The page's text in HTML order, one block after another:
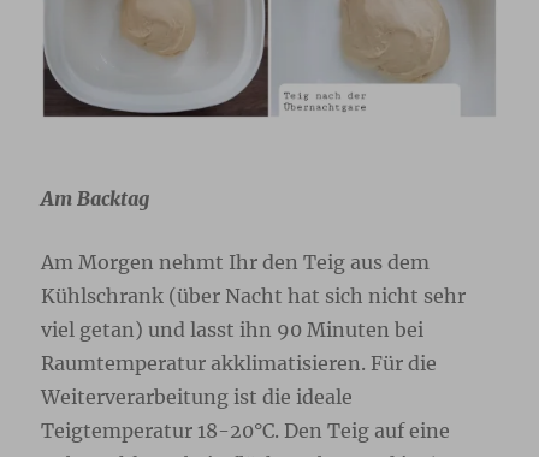
Am Backtag
Am Morgen nehmt Ihr den Teig aus dem
Kühlschrank (über Nacht hat sich nicht sehr
viel getan) und lasst ihn 90 Minuten bei
Raumtemperatur akklimatisieren. Für die
Weiterverarbeitung ist die ideale
Teigtemperatur 18-20°C. Den Teig auf eine